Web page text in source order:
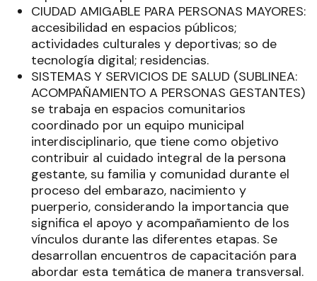
CIUDAD AMIGABLE PARA PERSONAS MAYORES:
accesibilidad en espacios públicos;
actividades culturales y deportivas; so de
tecnología digital; residencias.
SISTEMAS Y SERVICIOS DE SALUD (SUBLINEA:
ACOMPAÑAMIENTO A PERSONAS GESTANTES)
se trabaja en espacios comunitarios
coordinado por un equipo municipal
interdisciplinario, que tiene como objetivo
contribuir al cuidado integral de la persona
gestante, su familia y comunidad durante el
proceso del embarazo, nacimiento y
puerperio, considerando la importancia que
significa el apoyo y acompañamiento de los
vínculos durante las diferentes etapas. Se
desarrollan encuentros de capacitación para
abordar esta temática de manera transversal.